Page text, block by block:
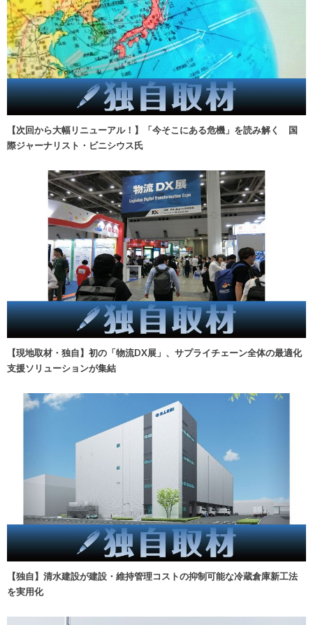
【次回から大幅リニューアル！】「今そこにある危機」を読み解く 国
際ジャーナリスト・ビニシウス氏
【現地取材・独自】初の「物流DX展」、サプライチェーン全体の最適化
支援ソリューションが集結
【独自】清水建設が建設・維持管理コストの抑制可能な冷蔵倉庫新工法
を実用化